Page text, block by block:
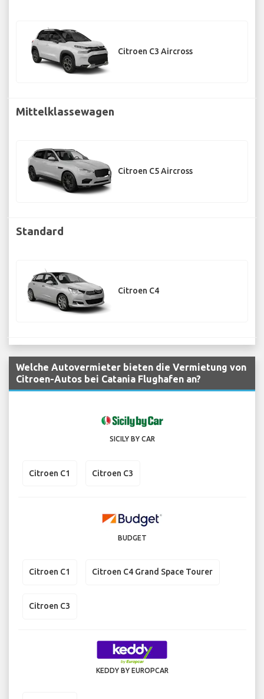
Citroen C3 Aircross
Mittelklassewagen
Citroen C5 Aircross
Standard
Citroen C4
Welche Autovermieter bieten die Vermietung von
Citroen-Autos bei Catania Flughafen an?
SICILY BY CAR
Citroen C1 Citroen C3
BUDGET
Citroen C1 Citroen C4 Grand Space Tourer
Citroen C3
KEDDY BY EUROPCAR